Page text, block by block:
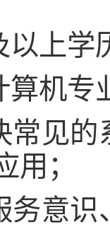
以上
算机专
常见
用；
务意